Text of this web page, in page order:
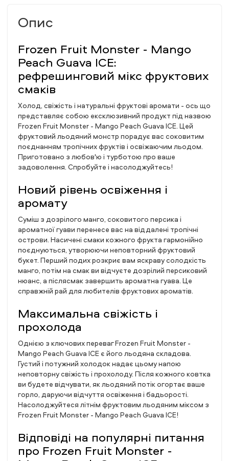
Опис
Frozen Fruit Monster - Mango
Peach Guava ICE:
рефрешинговий мікс фруктових
смаків
Холод, свіжість і натуральні фруктові аромати - ось що
представляє собою ексклюзивний продукт під назвою
Frozen Fruit Monster - Mango Peach Guava ICE. Цей
фруктовий льодяний монстр порадує вас соковитим
поєднанням тропічних фруктів і освіжаючим льодом.
Приготовано з любов'ю і турботою про ваше
задоволення. Спробуйте і насолоджуйтесь!
Новий рівень освіження і
аромату
Суміш з дозрілого манго, соковитого персика і
ароматної гуави перенесе вас на віддалені тропічні
острови. Насичені смаки кожного фрукта гармонійно
поєднуються, утворюючи неповторний фруктовий
букет. Перший подих розкриє вам яскраву солодкість
манго, потім на смак ви відчуєте дозрілий персиковий
нюанс, а післясмак завершить ароматна гуава. Це
справжній рай для любителів фруктових ароматів.
Максимальна свіжість і
прохолода
Однією з ключових переваг Frozen Fruit Monster -
Mango Peach Guava ICE є його льодяна складова.
Густий і потужний холодок надає цьому напою
неповторну свіжість і прохолоду. Після кожного ковтка
ви будете відчувати, як льодяний потік огортає ваше
горло, даруючи відчуття освіження і бадьорості.
Насолоджуйтеся літнім фруктовим льодяним міксом з
Frozen Fruit Monster - Mango Peach Guava ICE!
Відповіді на популярні питання
про Frozen Fruit Monster -